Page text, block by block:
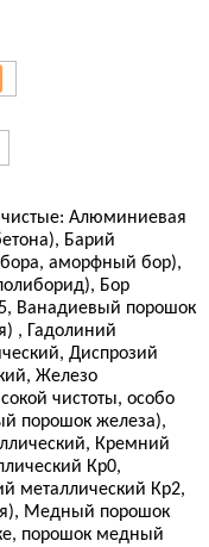
Алюминиевая
Барий
аморфный бор),
Бор
Ванадиевый порошок
, Гадолиний
Диспрозий
Железо
чистоты, особо
порошок железа),
Кремний
Кр0,
металлический Кр2,
Медный порошок
порошок медный